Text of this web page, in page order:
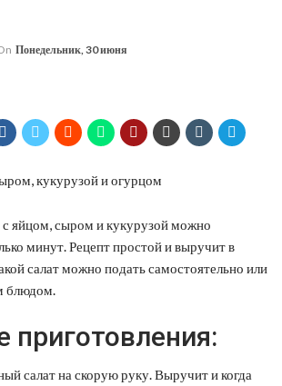
Понедельник, 30 июня
с яйцом, сыром и кукурузой можно
минут. Рецепт простой и выручит в
салат можно подать самостоятельно или
блюдом.
приготовления:
салат на скорую руку. Выручит и когда